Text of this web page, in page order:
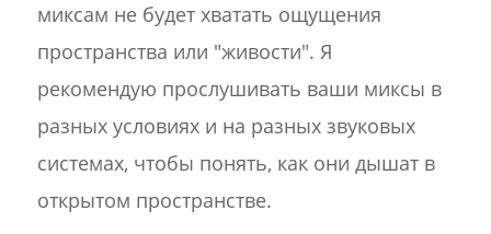
миксам не будет хватать ощущения
пространства или "живости". Я
рекомендую прослушивать ваши миксы в
разных условиях и на разных звуковых
системах, чтобы понять, как они дышат в
открытом пространстве.